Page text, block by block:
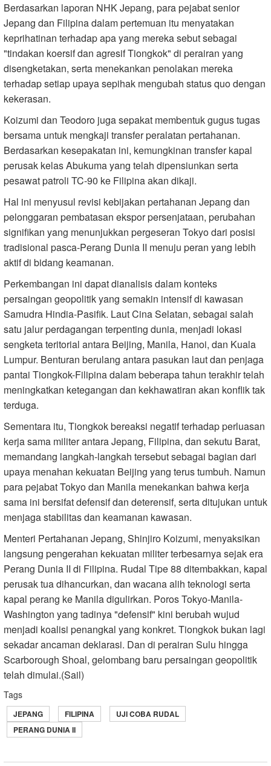
Berdasarkan laporan NHK Jepang, para pejabat senior
Jepang dan Filipina dalam pertemuan itu menyatakan
keprihatinan terhadap apa yang mereka sebut sebagai
"tindakan koersif dan agresif Tiongkok" di perairan yang
disengketakan, serta menekankan penolakan mereka
terhadap setiap upaya sepihak mengubah status quo dengan
kekerasan.
Koizumi dan Teodoro juga sepakat membentuk gugus tugas
bersama untuk mengkaji transfer peralatan pertahanan.
Berdasarkan kesepakatan ini, kemungkinan transfer kapal
perusak kelas Abukuma yang telah dipensiunkan serta
pesawat patroli TC-90 ke Filipina akan dikaji.
Hal ini menyusul revisi kebijakan pertahanan Jepang dan
pelonggaran pembatasan ekspor persenjataan, perubahan
signifikan yang menunjukkan pergeseran Tokyo dari posisi
tradisional pasca-Perang Dunia II menuju peran yang lebih
aktif di bidang keamanan.
Perkembangan ini dapat dianalisis dalam konteks
persaingan geopolitik yang semakin intensif di kawasan
Samudra Hindia-Pasifik. Laut Cina Selatan, sebagai salah
satu jalur perdagangan terpenting dunia, menjadi lokasi
sengketa teritorial antara Beijing, Manila, Hanoi, dan Kuala
Lumpur. Benturan berulang antara pasukan laut dan penjaga
pantai Tiongkok-Filipina dalam beberapa tahun terakhir telah
meningkatkan ketegangan dan kekhawatiran akan konflik tak
terduga.
Sementara itu, Tiongkok bereaksi negatif terhadap perluasan
kerja sama militer antara Jepang, Filipina, dan sekutu Barat,
memandang langkah-langkah tersebut sebagai bagian dari
upaya menahan kekuatan Beijing yang terus tumbuh. Namun
para pejabat Tokyo dan Manila menekankan bahwa kerja
sama ini bersifat defensif dan deterensif, serta ditujukan untuk
menjaga stabilitas dan keamanan kawasan.
Menteri Pertahanan Jepang, Shinjiro Koizumi, menyaksikan
langsung pengerahan kekuatan militer terbesarnya sejak era
Perang Dunia II di Filipina. Rudal Tipe 88 ditembakkan, kapal
perusak tua dihancurkan, dan wacana alih teknologi serta
kapal perang ke Manila digulirkan. Poros Tokyo-Manila-
Washington yang tadinya "defensif" kini berubah wujud
menjadi koalisi penangkal yang konkret. Tiongkok bukan lagi
sekadar ancaman deklarasi. Dan di perairan Sulu hingga
Scarborough Shoal, gelombang baru persaingan geopolitik
telah dimulai.(Sail)
Tags
JEPANG FILIPINA
UJI COBA RUDAL
PERANG DUNIA II